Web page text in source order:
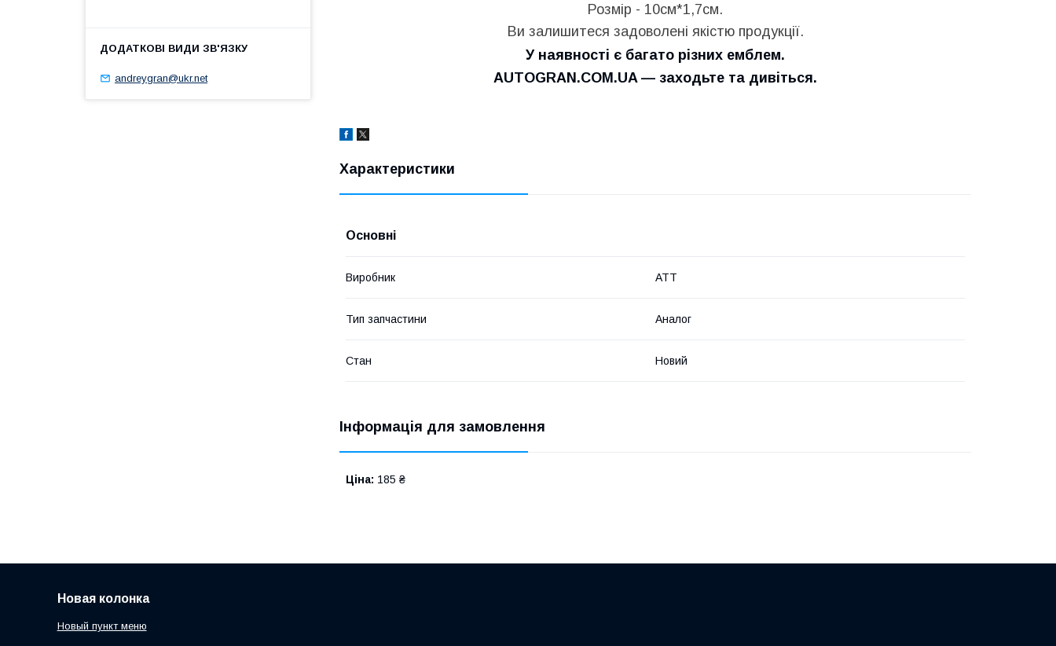
Розмір - 10см*1,7см.
Ви залишитеся задоволені якістю продукції.
У наявності є багато різних емблем.
AUTOGRAN.COM.UA — заходьте та дивіться.
Характеристики
Основні
Виробник ATT
Тип запчастини Аналог
Стан Новий
Інформація для замовлення
Ціна: 185 ₴
andreygran@ukr.net
Новая колонка
Новый пункт меню